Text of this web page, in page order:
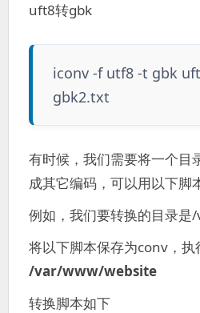
uft8转gbk
iconv -f utf8 -t gbk
gbk2.txt
有时候，我们需要将一个目
成其它编码，可以用以下脚
例如，我们要转换的目录
将以下脚本保存为conv，执
/var/www/website
转换脚本如下